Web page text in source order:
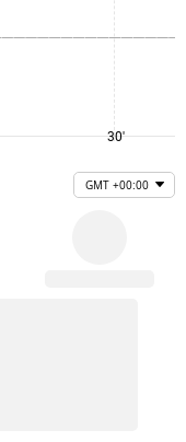
30'
GMT +00:00